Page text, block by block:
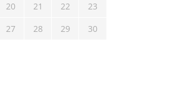
20 21 22
23
27 28 29
30